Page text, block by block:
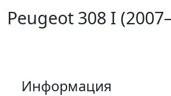
Peugeot 308 I
Информация